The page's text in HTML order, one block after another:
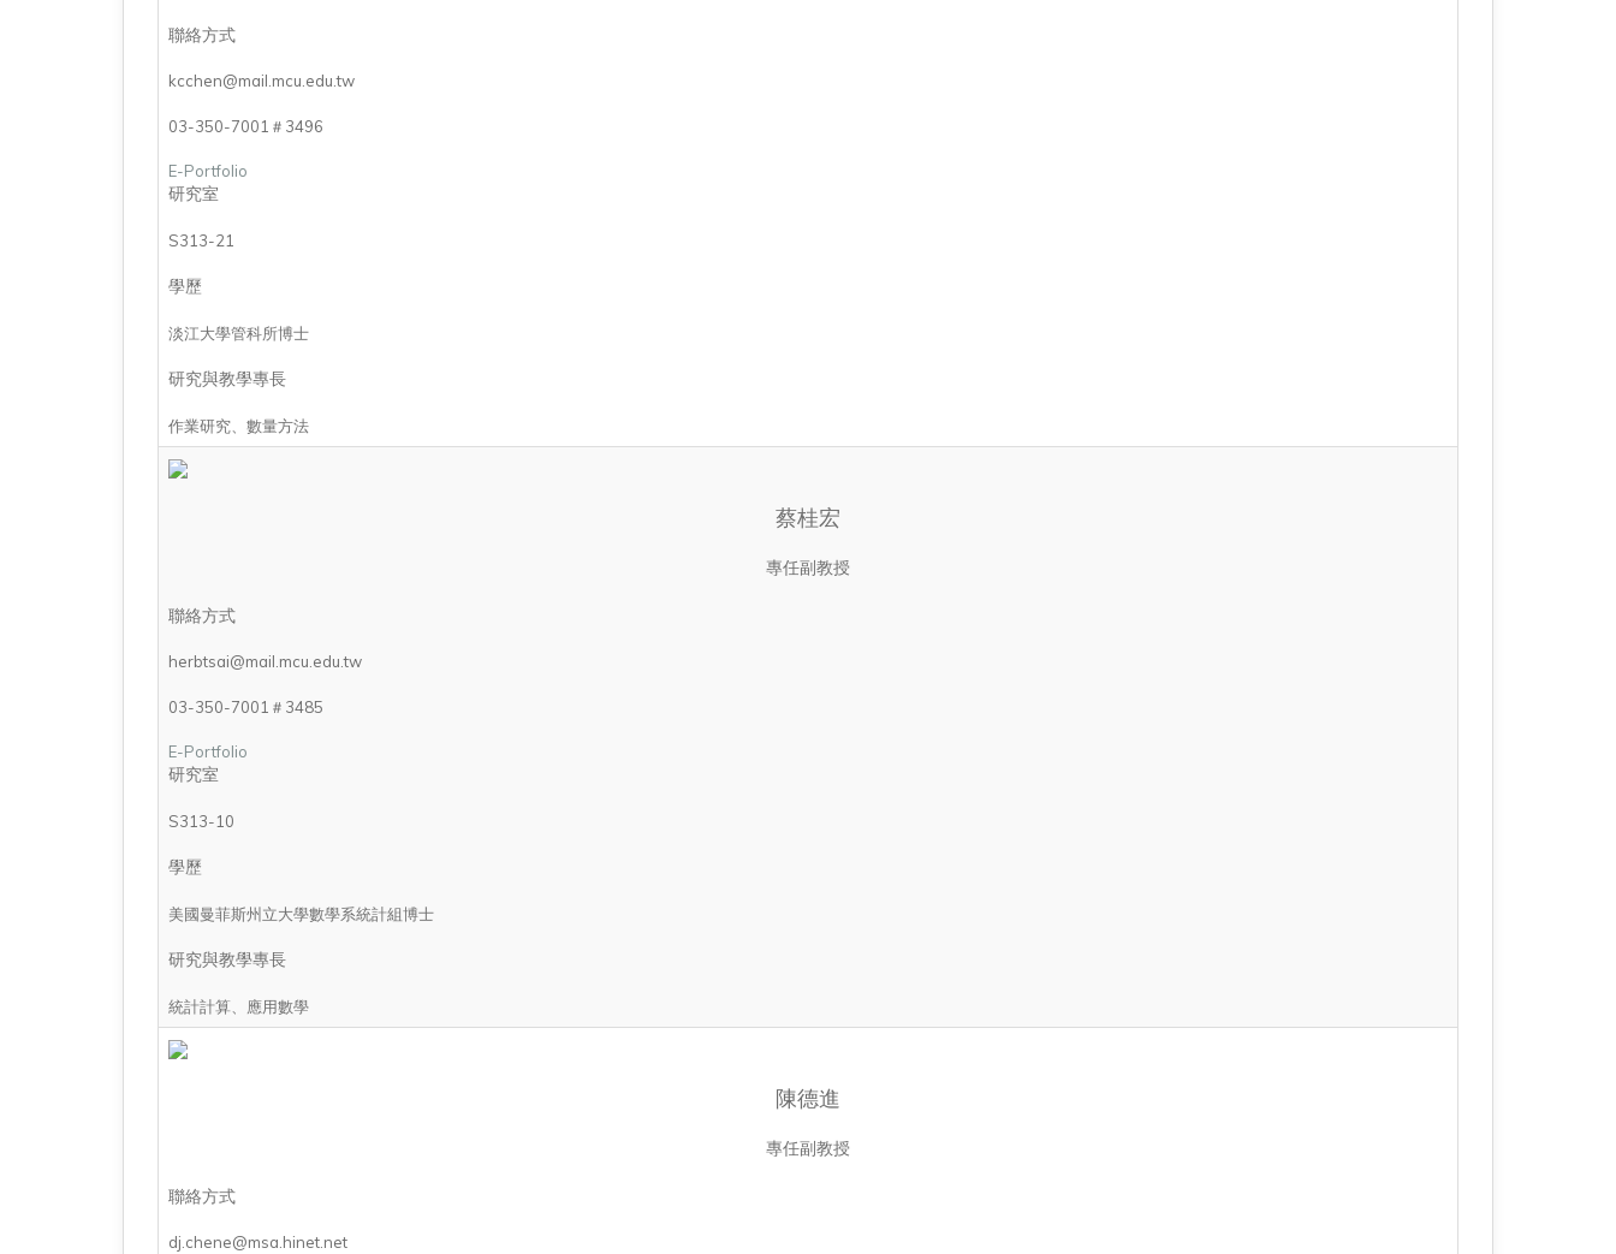
聯絡方式
kcchen@mail.mcu.edu.tw
03-350-7001＃3496
E-Portfolio
研究室
S313-21
學歷
淡江大學管科所博士
研究與教學專長
作業研究、數量方法
蔡桂宏
專任副教授
聯絡方式
herbtsai@mail.mcu.edu.tw
03-350-7001＃3485
E-Portfolio
研究室
S313-10
學歷
美國曼菲斯州立大學數學系統計組博士
研究與教學專長
統計計算、應用數學
陳德進
專任副教授
聯絡方式
dj.chene@msa.hinet.net